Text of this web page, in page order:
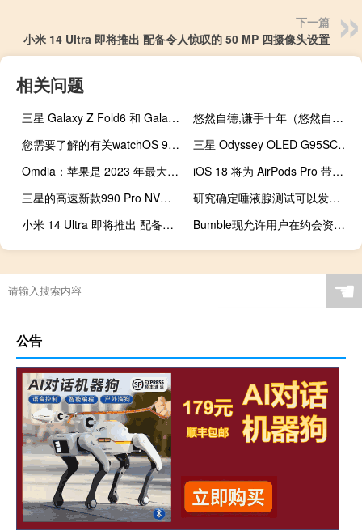
下一篇
小米 14 Ultra 即将推出 配备令人惊叹的 50 MP 四摄像头设置
相关问题
三星 Galaxy Z Fold6 和 Galaxy Z Flip6 传言将比平常更早推出
悠然自德,谦手十年（悠然自德 谦手十年）
您需要了解的有关watchOS 9的所有信息：版本功能等
三星 Odyssey OLED G95SC 曲面游戏显示器在亚马逊上降至历史最低价 799 美元
Omdia：苹果是 2023 年最大的智能手机制造商
iOS 18 将为 AirPods Pro 带来助听模式
三星的高速新款990 Pro NVMe SSD将于11月上市销售
研究确定唾液腺测试可以发现早期帕金森病
小米 14 Ultra 即将推出 配备令人惊叹的 50 MP 四摄像头设置
Bumble现允许用户在约会资料中添加30秒的音频提示
☚
公告